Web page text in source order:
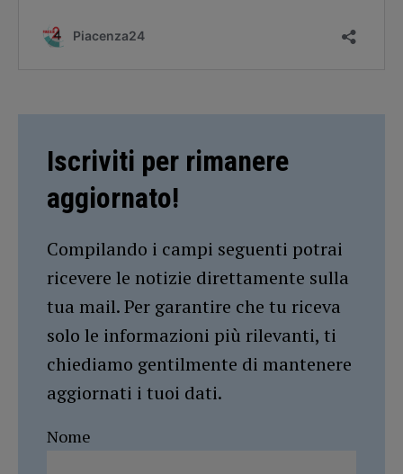
Iscriviti per rimanere
aggiornato!
Compilando i campi seguenti potrai
ricevere le notizie direttamente sulla
tua mail. Per garantire che tu riceva
solo le informazioni più rilevanti, ti
chiediamo gentilmente di mantenere
aggiornati i tuoi dati.
Nome